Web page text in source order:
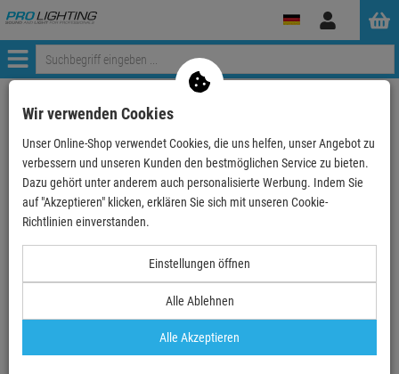
Anmelden
Menü
Mein Konto
Anmeldung
Ihre E-Mail
Passwort
Wir verwenden Cookies
Unser Online-Shop verwendet Cookies, die uns helfen, unser Angebot zu
verbessern und unseren Kunden den bestmöglichen Service zu bieten.
Dazu gehört unter anderem auch personalisierte Werbung. Indem Sie
auf "Akzeptieren" klicken, erklären Sie sich mit unseren Cookie-
Richtlinien einverstanden.
Einstellungen öffnen
Alle Ablehnen
Alle Akzeptieren